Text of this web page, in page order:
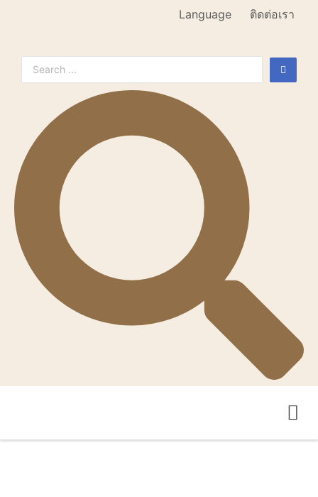
Language ติดต่อเรา